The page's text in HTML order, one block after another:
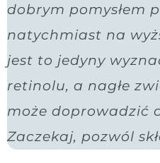
dobrym pomysłem
natychmiast na
jest to jedyny
retinolu, a nagłe
może doprowadzić
Zaczekaj, pozwól